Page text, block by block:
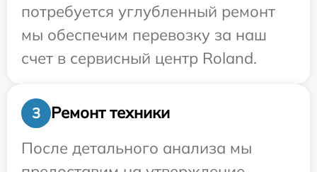
потребуется углубленный ремонт
мы обеспечим перевозку за наш
счет в сервисный центр Roland.
3
Ремонт техники
После детального анализа мы